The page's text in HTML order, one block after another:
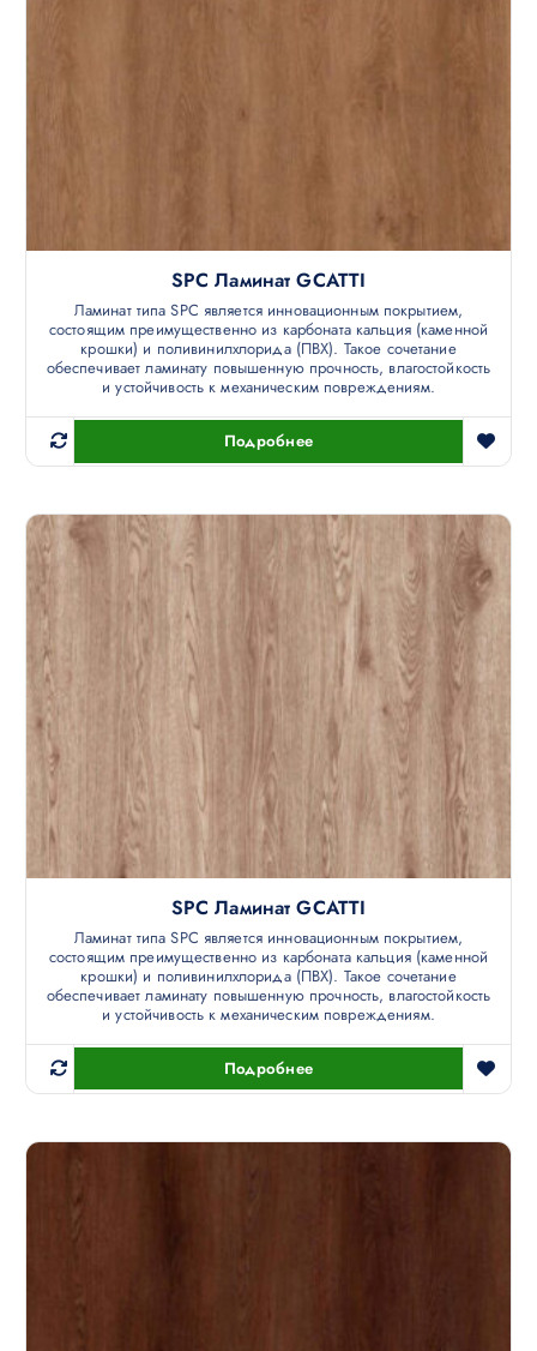
SPC Ламинат GCATTI
Ламинат типа SPC является инновационным покрытием,
состоящим преимущественно из карбоната кальция (каменной
крошки) и поливинилхлорида (ПВХ). Такое сочетание
обеспечивает ламинату повышенную прочность, влагостойкость
и устойчивость к механическим повреждениям.
Подробнее
SPC Ламинат GCATTI
Ламинат типа SPC является инновационным покрытием,
состоящим преимущественно из карбоната кальция (каменной
крошки) и поливинилхлорида (ПВХ). Такое сочетание
обеспечивает ламинату повышенную прочность, влагостойкость
и устойчивость к механическим повреждениям.
Подробнее